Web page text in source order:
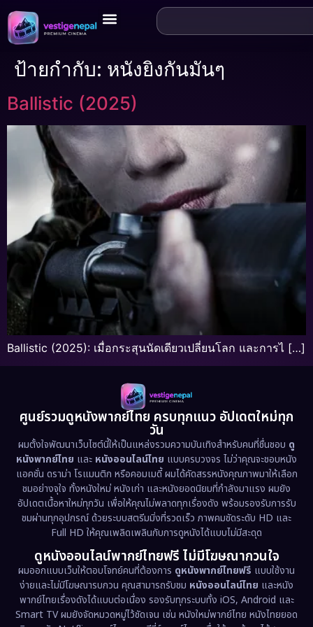
ป้ายกำกับ: หนังยิงกันมันๆ
Ballistic (2025)
Ballistic (2025): เมื่อกระสุนนัดเดียวเปลี่ยนโลก และการไ […]
ศูนย์รวมดูหนังพากย์ไทย ครบทุกแนว อัปเดตใหม่ทุก
วัน
ผมตั้งใจพัฒนาเว็บไซต์นี้ให้เป็นแหล่งรวมความบันเทิงสำหรับคนที่ชื่นชอบ ดู
หนังพากย์ไทย และ หนังออนไลน์ไทย แบบครบวงจร ไม่ว่าคุณจะชอบหนัง
แอคชั่น ดราม่า โรแมนติก หรือคอมเมดี้ ผมได้คัดสรรหนังคุณภาพมาให้เลือก
ชมอย่างจุใจ ทั้งหนังใหม่ หนังเก่า และหนังยอดนิยมที่กำลังมาแรง ผมยัง
อัปเดตเนื้อหาใหม่ทุกวัน เพื่อให้คุณไม่พลาดทุกเรื่องดัง พร้อมรองรับการรับ
ชมผ่านทุกอุปกรณ์ ด้วยระบบสตรีมมิ่งที่รวดเร็ว ภาพคมชัดระดับ HD และ
Full HD ให้คุณเพลิดเพลินกับการดูหนังได้แบบไม่มีสะดุด
ดูหนังออนไลน์พากย์ไทยฟรี ไม่มีโฆษณากวนใจ
ผมออกแบบเว็บให้ตอบโจทย์คนที่ต้องการ ดูหนังพากย์ไทยฟรี แบบใช้งาน
ง่ายและไม่มีโฆษณารบกวน คุณสามารถรับชม หนังออนไลน์ไทย และหนัง
พากย์ไทยเรื่องดังได้แบบต่อเนื่อง รองรับทุกระบบทั้ง iOS, Android และ
Smart TV ผมยังจัดหมวดหมู่ไว้ชัดเจน เช่น หนังใหม่พากย์ไทย หนังไทยยอด